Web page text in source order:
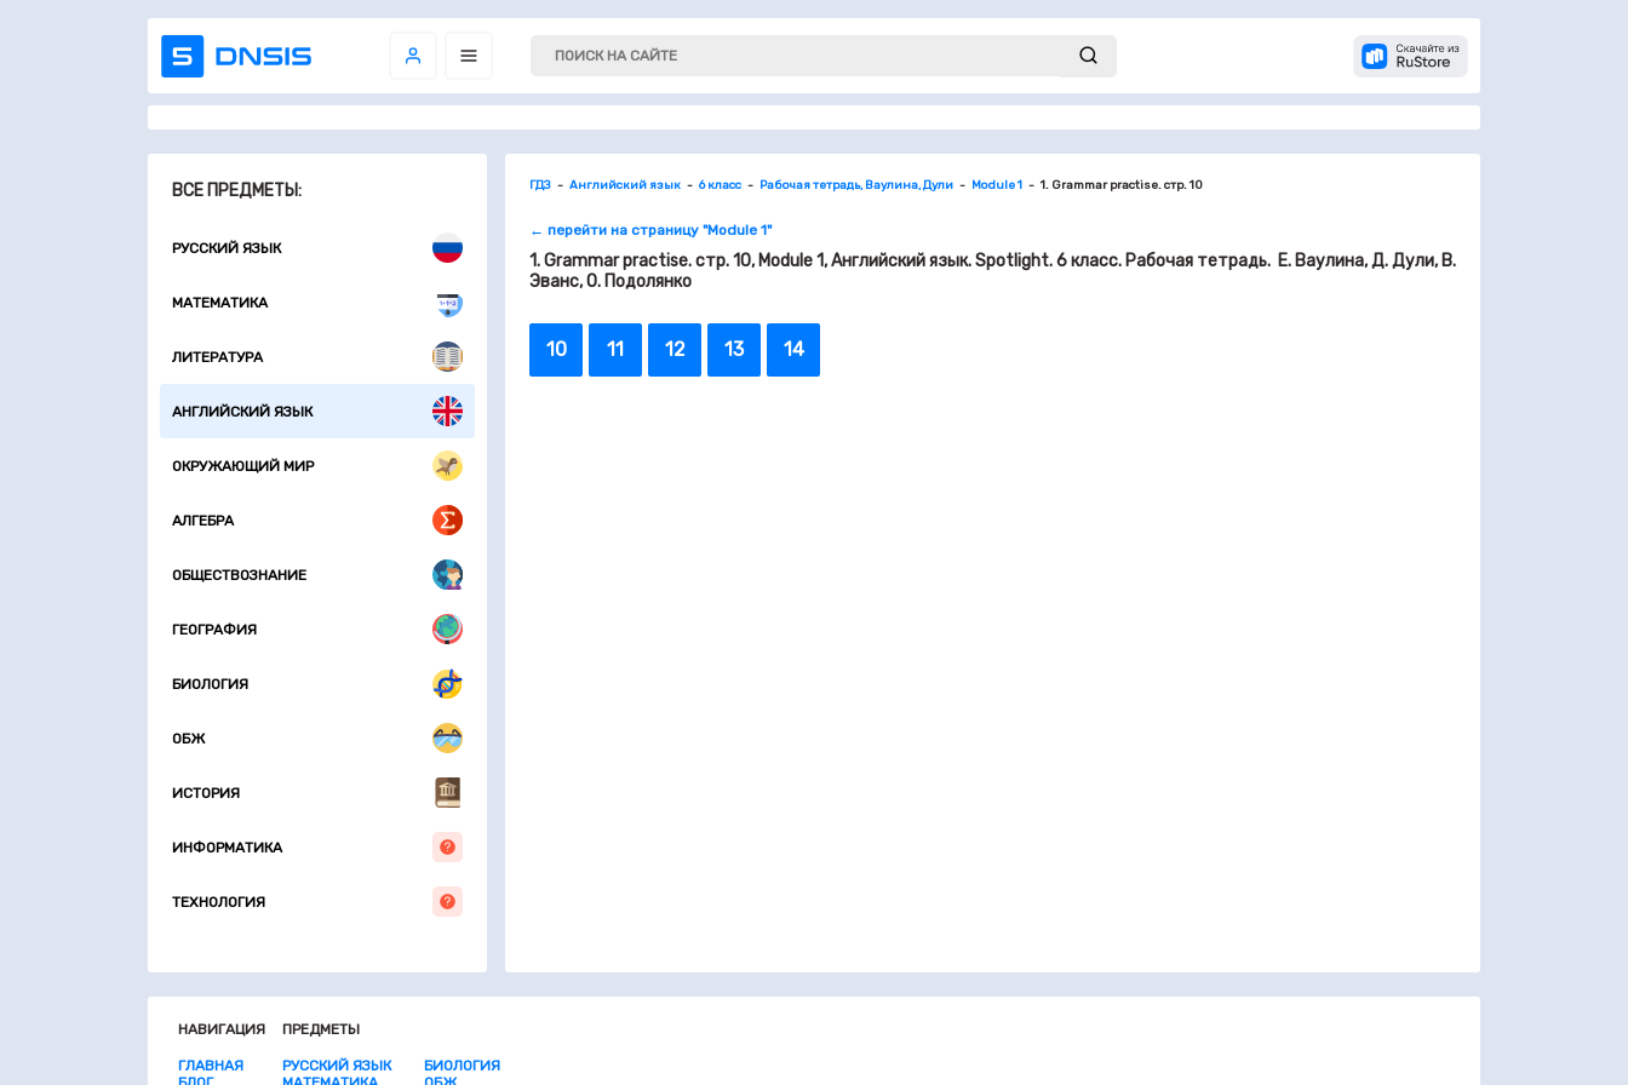
ВСЕ ПРЕДМЕТЫ:
РУССКИЙ ЯЗЫК
МАТЕМАТИКА
ЛИТЕРАТУРА
АНГЛИЙСКИЙ ЯЗЫК
ОКРУЖАЮЩИЙ МИР
АЛГЕБРА
ОБЩЕСТВОЗНАНИЕ
ГЕОГРАФИЯ
БИОЛОГИЯ
ОБЖ
ИСТОРИЯ
ИНФОРМАТИКА
ТЕХНОЛОГИЯ
ГДЗ Английский язык 6 класс Рабочая тетрадь, Ваулина, Дули Module 1 1. Grammar practise. стр. 10
← перейти на страницу "Module 1"
1. Grammar practise. стр. 10, Module 1, Английский язык. Spotlight. 6 класс. Рабочая тетрадь. Е. Ваулина, Д. Дули, В.
Эванс, О. Подолянко
10 11 12 13 14
НАВИГАЦИЯ
ГЛАВНАЯ
ПРЕДМЕТЫ
РУССКИЙ ЯЗЫК
БИОЛОГИЯ